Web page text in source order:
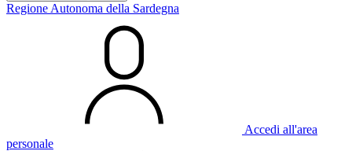
Regione Autonoma della Sardegna
Accedi all'area
personale